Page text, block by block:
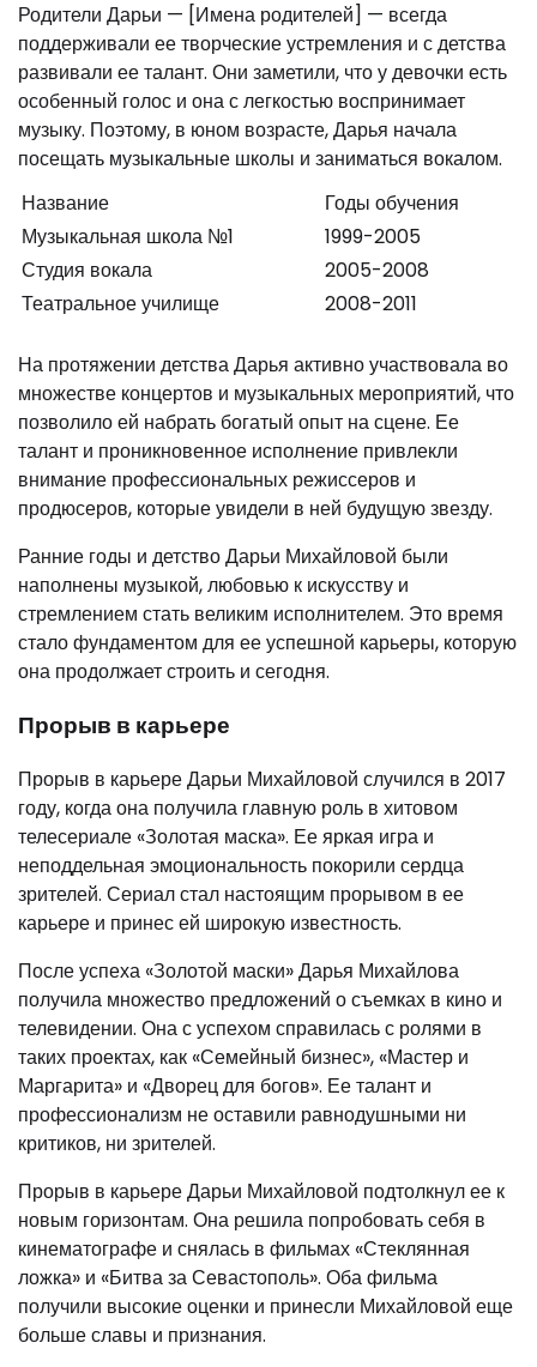
Родители Дарьи — [Имена родителей] — всегда
поддерживали ее творческие устремления и с детства
развивали ее талант. Они заметили, что у девочки есть
особенный голос и она с легкостью воспринимает
музыку. Поэтому, в юном возрасте, Дарья начала
посещать музыкальные школы и заниматься вокалом.
Название
Годы обучения
Музыкальная школа №1
1999-2005
Студия вокала
2005-2008
Театральное училище
2008-2011
На протяжении детства Дарья активно участвовала во
множестве концертов и музыкальных мероприятий, что
позволило ей набрать богатый опыт на сцене. Ее
талант и проникновенное исполнение привлекли
внимание профессиональных режиссеров и
продюсеров, которые увидели в ней будущую звезду.
Ранние годы и детство Дарьи Михайловой были
наполнены музыкой, любовью к искусству и
стремлением стать великим исполнителем. Это время
стало фундаментом для ее успешной карьеры, которую
она продолжает строить и сегодня.
Прорыв в карьере
Прорыв в карьере Дарьи Михайловой случился в 2017
году, когда она получила главную роль в хитовом
телесериале «Золотая маска». Ее яркая игра и
неподдельная эмоциональность покорили сердца
зрителей. Сериал стал настоящим прорывом в ее
карьере и принес ей широкую известность.
После успеха «Золотой маски» Дарья Михайлова
получила множество предложений о съемках в кино и
телевидении. Она с успехом справилась с ролями в
таких проектах, как «Семейный бизнес», «Мастер и
Маргарита» и «Дворец для богов». Ее талант и
профессионализм не оставили равнодушными ни
критиков, ни зрителей.
Прорыв в карьере Дарьи Михайловой подтолкнул ее к
новым горизонтам. Она решила попробовать себя в
кинематографе и снялась в фильмах «Стеклянная
ложка» и «Битва за Севастополь». Оба фильма
получили высокие оценки и принесли Михайловой еще
больше славы и признания.